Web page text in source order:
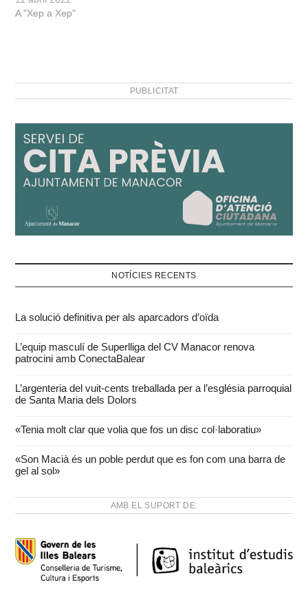
A "Xep a Xep"
PUBLICITAT
NOTÍCIES RECENTS
La solució definitiva per als aparcadors d’oïda
L’equip masculí de Superlliga del CV Manacor renova
patrocini amb ConectaBalear
L’argenteria del vuit-cents treballada per a l’església parroquial
de Santa Maria dels Dolors
«Tenia molt clar que volia que fos un disc col·laboratiu»
«Son Macià és un poble perdut que es fon com una barra de
gel al sol»
AMB EL SUPORT DE: